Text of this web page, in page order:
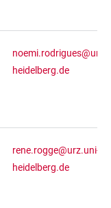
heidelberg.de
rene.rogge@urz.uni-
heidelberg.de